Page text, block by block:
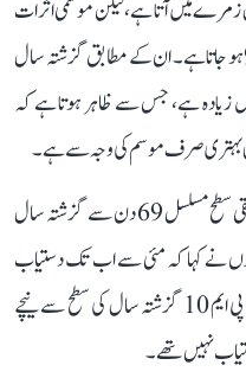
بخش زمرے میں آتا ہے، لیکن موسمی اثرات
الگ کرنے کے بعد یہی اے کیو آئی بڑھ کر 95 ہو جاتا ہے۔ ان کے مطابق گزشتہ سال
حقیقی اے کیو آئی 12 پوائنٹس زیادہ ہے، جس سے ظاہر ہوتا ہے کہ
بہتری صرف موسم کی وجہ سے ہے۔
اجے ماکن نے کہا کہ دہلی میں پی ایم 10 کی حقیقی سطح مسلسل 69 دن سے گزشتہ سال
نے کہا کہ مئی سے اب تک دستیاب
اعداد و شمار میں ایک بھی دن ایسا نہیں آیا جب پی ایم 10 گزشتہ سال کی سطح سے نیچے
نہیں تھے۔